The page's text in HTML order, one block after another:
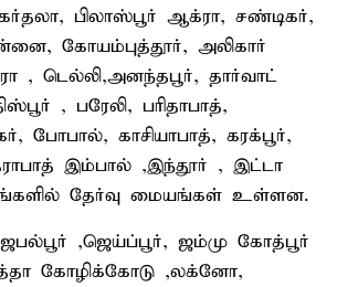
பிலாஸ்பூர் ஆக்ரா, சண்டிகர்,
கோயம்புத்தூர், அலிகார்
, டெல்லி,அனந்தபூர், தார்வாட்
, பரேலி, பரிதாபாத்,
போபால், காசியாபாத், கரக்பூர்,
இம்பால் ,இந்தூர் , இட்டா
தேர்வு மையங்கள் உள்ளன.
,ஜெய்ப்பூர், ஜம்மு கோத்பூர்
கோழிக்கோடு ,லக்னோ,